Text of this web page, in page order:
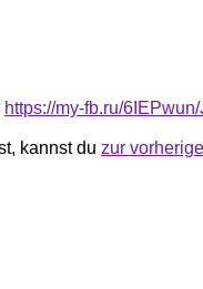
https://my-fb.ru/
kannst du zur